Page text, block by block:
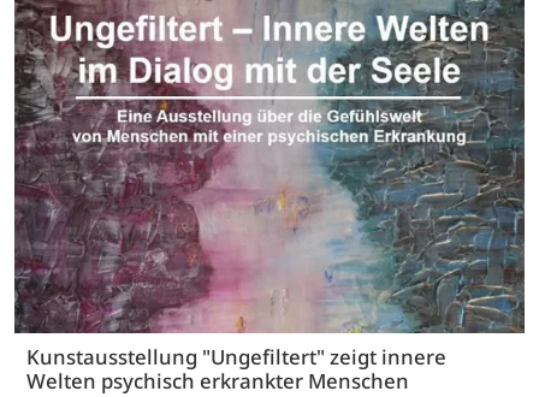
Kunstausstellung "Ungefiltert" zeigt innere
Welten psychisch erkrankter Menschen